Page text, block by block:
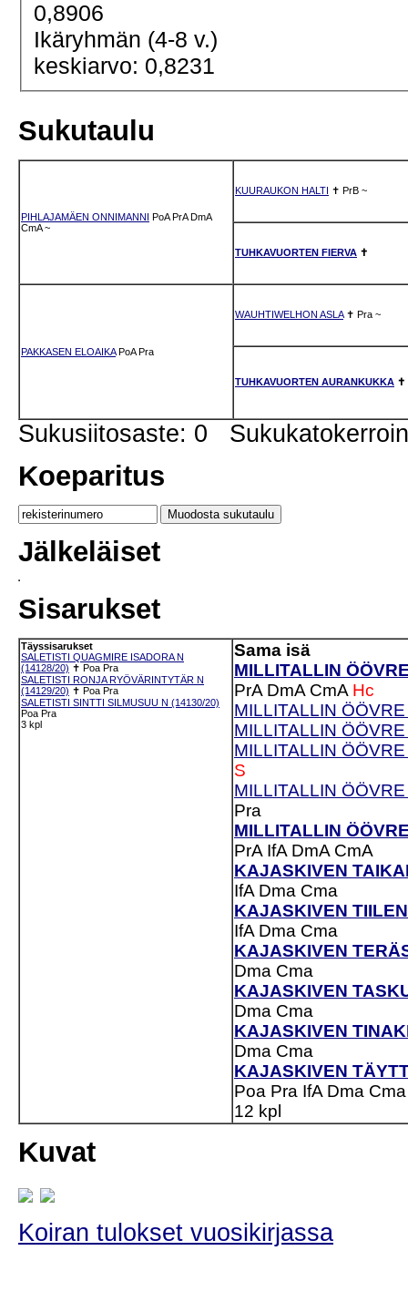
0,8906
Ikäryhmän (4-8 v.)
keskiarvo: 0,8231
Sukutaulu
PIHLAJAMÄEN ONNIMANNI PoA PrA DmA
CmA ~
KUURAUKON HALTI ✝ PrB ~
TUHKAVUORTEN FIERVA ✝
PAKKASEN ELOAIKA PoA Pra
WAUHTIWELHON ASLA✝ Pra ~
TUHKAVUORTEN AURANKUKKA ✝
Sukusiitosaste: 0
Koeparitus
Jälkeläiset
Sisarukset
Täyssisarukset
SALETISTI QUAGMIRE ISADORA N
(14128/20) ✝ Poa Pra
SALETISTI RONJA RYÖVÄRINTYTÄR N
(14129/20) ✝ Poa Pra
SALETISTI SINTTI SILMUSUU N (14130/20)
Poa Pra
3 kpl
Sama isä
MILLITALLIN
PrA DmA CmA Hc
MILLITALLIN
MILLITALLIN
MILLITALLIN
S
MILLITALLIN
Pra
MILLITALLIN
PrA IfA DmA CmA
KAJASKIVEN
IfA Dma Cma
KAJASKIVEN
IfA Dma Cma
KAJASKIVEN
Dma Cma
KAJASKIVEN
Dma Cma
KAJASKIVEN
Dma Cma
KAJASKIVEN
Poa Pra IfA Dma Cma
12 kpl
Kuvat
Koiran tulokset vuosikirjassa